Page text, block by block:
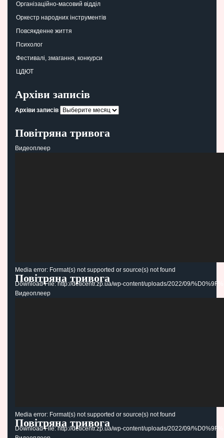
Організаційно-масовий відділ
Оркестр народних інструментів
Повсякденне життя
Психолог
Фестивалі, змагання, конкурси
ЦДЮТ
Архіви записів
Архіви записів
Повітряна тривога
Видеоплеер
Media error: Format(s) not supported or source(s) not found
Download File: http://deticentr.zp.ua/wp-content/uploads/2022/09/
Повітряна тривога
Видеоплеер
Media error: Format(s) not supported or source(s) not found
Download File: http://deticentr.zp.ua/wp-content/uploads/2022/09/
Повітряна тривога